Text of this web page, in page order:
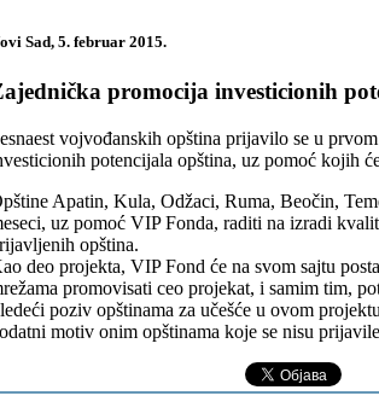
Sad, 5. februar 2015.
promocija investicionih
vojvođanskih opština prijavilo se u
potencijala opština, uz pomoć kojih
Apatin, Kula, Odžaci, Ruma, Beočin,
uz pomoć VIP Fonda, raditi na izradi
opština.
deo projekta, VIP Fond će na svom sajtu
promovisati ceo projekat, i samim tim,
poziv opštinama za učešće u ovom
motiv onim opštinama koje se nisu